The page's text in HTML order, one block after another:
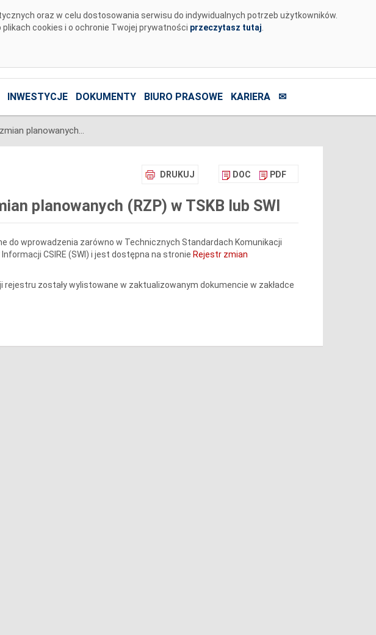
oraz w celu dostosowania serwisu do indywidualnych potrzeb użytkowników.
cookies i o ochronie Twojej prywatności przeczytasz tutaj
INWESTYCJE DOKUMENTY BIURO PRASOWE KARIERA ✉
OIRE aktualizuje Rejestr zmian planowanych (RZP) w TSKB lub SWI
DRUKUJ DOC PDF
planowanych (RZP) w TSKB lub SWI
do wprowadzenia zarówno w Technicznych Standardach Komunikacji
CSIRE (SWI) i jest dostępna na stronie Rejestr zmian
zostały wylistowane w zaktualizowanym dokumencie w zakładce